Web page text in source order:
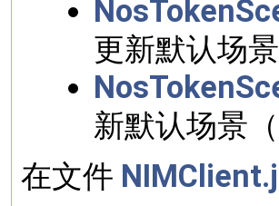
更新默认场
新默认场景
在文件